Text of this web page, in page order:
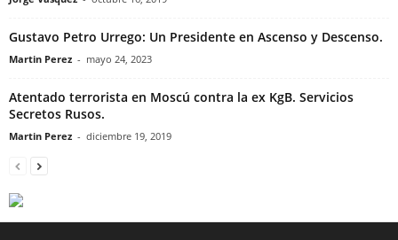
Gustavo Petro Urrego: Un Presidente en Ascenso y Descenso.
Martin Perez - mayo 24, 2023
Atentado terrorista en Moscú contra la ex KgB. Servicios
Secretos Rusos.
Martin Perez - diciembre 19, 2019